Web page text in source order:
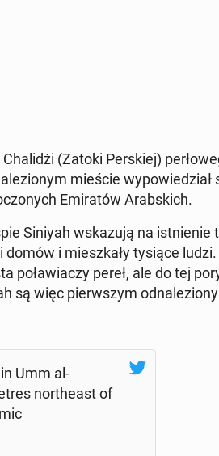
(Zatoki Per­skiej)
mieście wy­po­wie­dział
Emi­ra­tów Arab­skich.
Siniyah wska­zu­ją na ist­nie­nie
i miesz­ka­ły tysiące ludzi.
po­ła­wia­czy pereł, ale do tej
są więc pierw­szym
Umm al-
nor­the­ast of